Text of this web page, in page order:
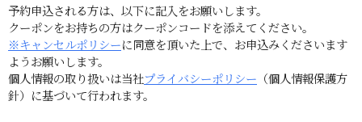
予約申込される方は、以下に記入をお願いします。
クーポンをお持ちの方はクーポンコードを添えてください。
※キャンセルポリシーに同意を頂いた上で、お申込みくださいます
ようお願いします。
個人情報の取り扱いは当社プライバシーポリシー （個人情報保護方
針）に基づいて行われます。